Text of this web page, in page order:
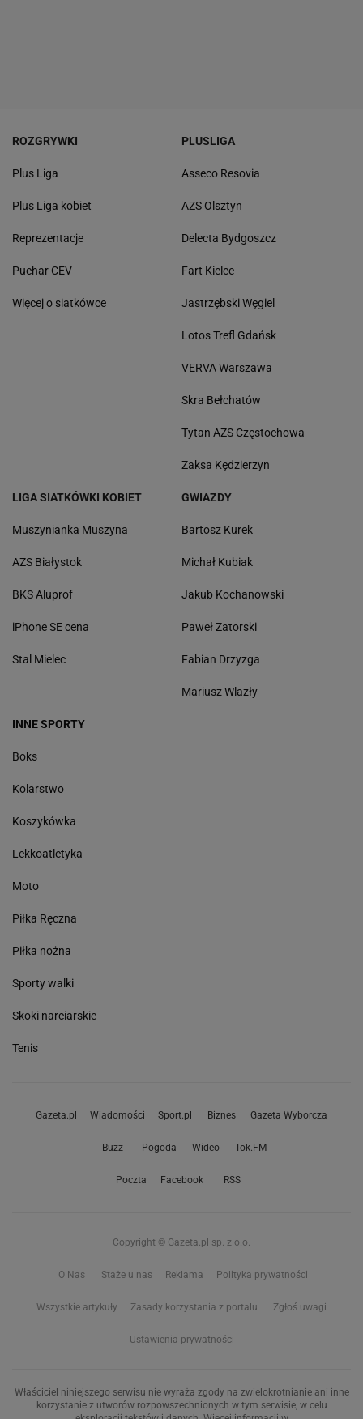
ROZGRYWKI
Plus Liga
Plus Liga kobiet
Reprezentacje
Puchar CEV
Więcej o siatkówce
PLUSLIGA
Asseco Resovia
AZS Olsztyn
Delecta Bydgoszcz
Fart Kielce
Jastrzębski Węgiel
Lotos Trefl Gdańsk
VERVA Warszawa
Skra Bełchatów
Tytan AZS Częstochowa
Zaksa Kędzierzyn
LIGA SIATKÓWKI KOBIET
Muszynianka Muszyna
AZS Białystok
BKS Aluprof
iPhone SE cena
Stal Mielec
GWIAZDY
Bartosz Kurek
Michał Kubiak
Jakub Kochanowski
Paweł Zatorski
Fabian Drzyzga
Mariusz Wlazły
INNE SPORTY
Boks
Kolarstwo
Koszykówka
Lekkoatletyka
Moto
Piłka Ręczna
Piłka nożna
Sporty walki
Skoki narciarskie
Tenis
Gazeta.pl Wiadomości Sport.pl Biznes Gazeta Wyborcza
Buzz Pogoda Wideo Tok.FM
Poczta Facebook RSS
Copyright © Gazeta.pl sp. z o.o.
O Nas Staże u nas Reklama Polityka prywatności
Wszystkie artykuły Zasady korzystania z portalu Zgłoś uwagi
Ustawienia prywatności
Właściciel niniejszego serwisu nie wyraża zgody na zwielokrotnianie ani inne
korzystanie z utworów rozpowszechnionych w tym serwisie, w celu